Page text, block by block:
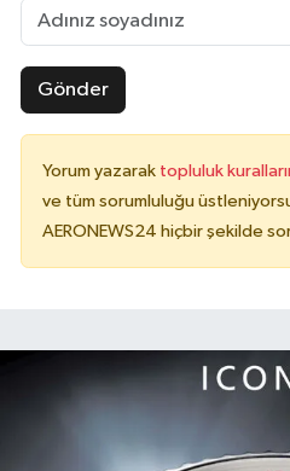
Gönder
Yorum yazarak topluluk
ve tüm sorumluluğu
AERONEWS24 hiçbir şekilde